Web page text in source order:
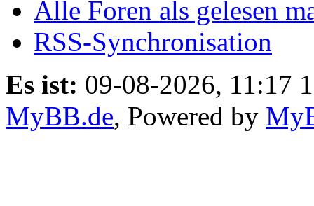
Alle Foren als gelesen
RSS-Synchronisation
Es ist: 09-08-2026, 11:17
MyBB.de, Powered by